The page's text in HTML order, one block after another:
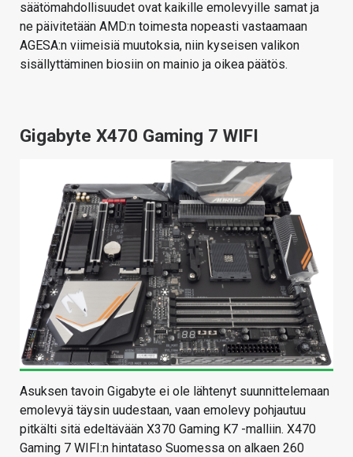
säätömahdollisuudet ovat kaikille emolevyille samat ja
ne päivitetään AMD:n toimesta nopeasti vastaamaan
AGESA:n viimeisiä muutoksia, niin kyseisen valikon
sisällyttäminen biosiin on mainio ja oikea päätös.
Gigabyte X470 Gaming 7 WIFI
Asuksen tavoin Gigabyte ei ole lähtenyt suunnittelemaan
emolevyä täysin uudestaan, vaan emolevy pohjautuu
pitkälti sitä edeltävään X370 Gaming K7 -malliin. X470
Gaming 7 WIFI:n hintataso Suomessa on alkaen 260